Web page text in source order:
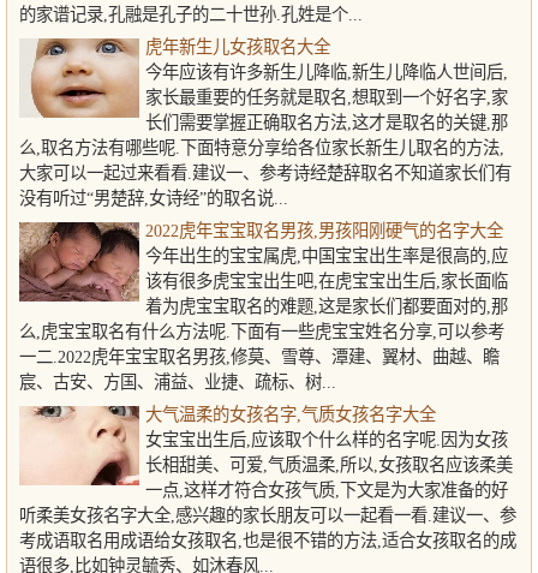
的家谱记录,孔融是孔子的二十世孙.孔姓是个...
虎年新生儿女孩取名大全
今年应该有许多新生儿降临,新生儿降临人世间后,
家长最重要的任务就是取名,想取到一个好名字,家
长们需要掌握正确取名方法,这才是取名的关键,那
么,取名方法有哪些呢.下面特意分享给各位家长新生儿取名的方法,
大家可以一起过来看看.建议一、参考诗经楚辞取名不知道家长们有
没有听过“男楚辞,女诗经”的取名说...
2022虎年宝宝取名男孩,男孩阳刚硬气的名字大全
今年出生的宝宝属虎,中国宝宝出生率是很高的,应
该有很多虎宝宝出生吧,在虎宝宝出生后,家长面临
着为虎宝宝取名的难题,这是家长们都要面对的,那
么,虎宝宝取名有什么方法呢.下面有一些虎宝宝姓名分享,可以参考
一二.2022虎年宝宝取名男孩,修莫、雪尊、潭建、翼材、曲越、瞻
宸、古安、方国、浦益、业捷、疏标、树...
大气温柔的女孩名字,气质女孩名字大全
女宝宝出生后,应该取个什么样的名字呢.因为女孩
长相甜美、可爱,气质温柔,所以,女孩取名应该柔美
一点,这样才符合女孩气质,下文是为大家准备的好
听柔美女孩名字大全,感兴趣的家长朋友可以一起看一看.建议一、参
考成语取名用成语给女孩取名,也是很不错的方法,适合女孩取名的成
语很多,比如钟灵毓秀、如沐春风...